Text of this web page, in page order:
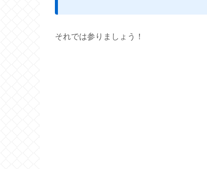
それでは参りましょう！